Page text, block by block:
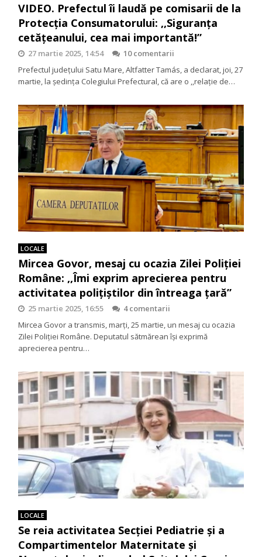
VIDEO. Prefectul îi laudă pe comisarii de la
Protecția Consumatorului: ,,Siguranța
cetățeanului, cea mai importantă!”
27 martie 2025, 14:54
10 comentarii
Prefectul județului Satu Mare, Altfatter Tamás, a declarat, joi, 27
martie, la ședința Colegiului Prefectural, că are o ,,relație de…
LOCALE
Mircea Govor, mesaj cu ocazia Zilei Poliției
Române: ,,Îmi exprim aprecierea pentru
activitatea polițiștilor din întreaga țară”
25 martie 2025, 16:55
4 comentarii
Mircea Govor a transmis, marți, 25 martie, un mesaj cu ocazia
Zilei Poliției Române. Deputatul sătmărean își exprimă
aprecierea pentru…
LOCALE
Se reia activitatea Secției Pediatrie și a
Compartimentelor Maternitate și